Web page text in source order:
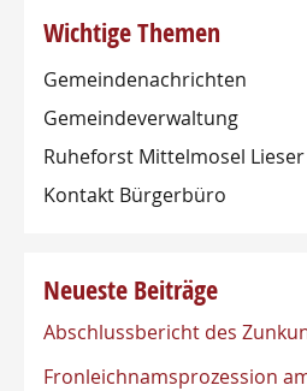
Wichtige Themen
Gemeindenachrichten
Gemeindeverwaltung
Ruheforst Mittelmosel Lieser
Kontakt Bürgerbüro
Neueste Beiträge
Abschlussbericht des
Fronleichnamsprozession